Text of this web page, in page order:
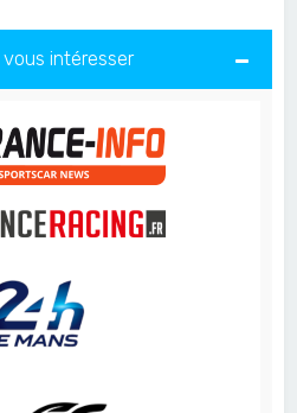
intéresser